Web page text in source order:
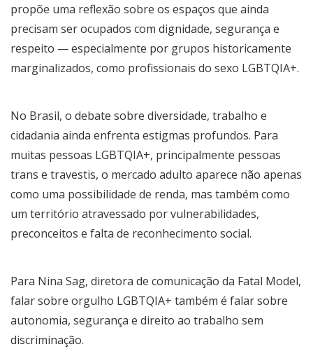
propõe uma reflexão sobre os espaços que ainda
precisam ser ocupados com dignidade, segurança e
respeito — especialmente por grupos historicamente
marginalizados, como profissionais do sexo LGBTQIA+.
No Brasil, o debate sobre diversidade, trabalho e
cidadania ainda enfrenta estigmas profundos. Para
muitas pessoas LGBTQIA+, principalmente pessoas
trans e travestis, o mercado adulto aparece não apenas
como uma possibilidade de renda, mas também como
um território atravessado por vulnerabilidades,
preconceitos e falta de reconhecimento social.
Para Nina Sag, diretora de comunicação da Fatal Model,
falar sobre orgulho LGBTQIA+ também é falar sobre
autonomia, segurança e direito ao trabalho sem
discriminação.